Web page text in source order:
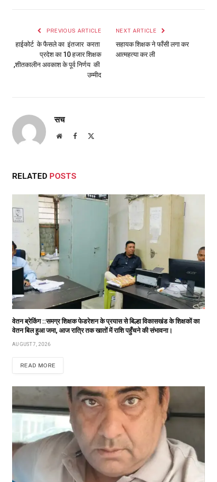
PREVIOUS ARTICLE
हाईकोर्ट के फैसले का इंतजार करता
प्रदेश का 10 हजार शिक्षक
,शीतकालीन अवकाश के पूर्व निर्णय की
उम्मीद
NEXT ARTICLE
सहायक शिक्षक ने फाँसी लगा कर
आत्महत्या कर ली
सच
WebsiteFacebook
RELATED POSTS
वेतन ब्रेकिंग ::समग्र शिक्षक फेडरेशन के प्रयास से बिल्हा विकासखंड के शिक्षकों का
वेतन बिल हुआ जमा, आज रात्रि तक खातों में राशि पहुँचने की संभावना।
AUGUST 7, 2026
READ MORE